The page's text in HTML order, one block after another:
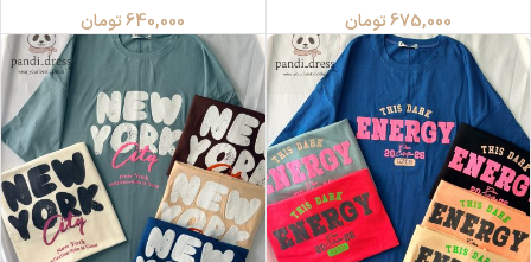
675,000تومان 640,000 تومان